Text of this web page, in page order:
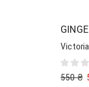
550₴